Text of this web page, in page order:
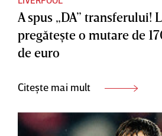
A spus „DA” transferului!
pregăteşte o mutare de
de euro
Citește mai mult